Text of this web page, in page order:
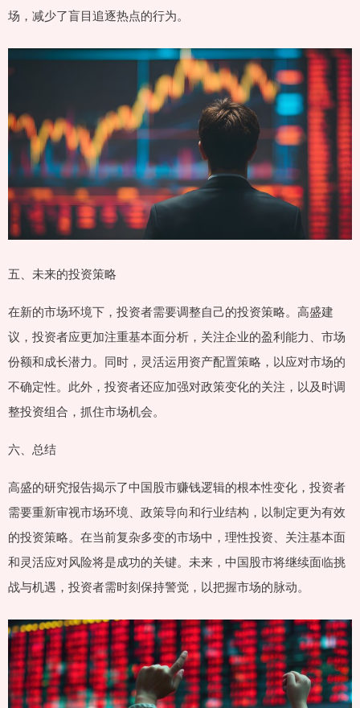
场，减少了盲目追逐热点的行为。
五、未来的投资策略
在新的市场环境下，投资者需要调整自己的投资策略。高盛建
议，投资者应更加注重基本面分析，关注企业的盈利能力、市场
份额和成长潜力。同时，灵活运用资产配置策略，以应对市场的
不确定性。此外，投资者还应加强对政策变化的关注，以及时调
整投资组合，抓住市场机会。
六、总结
高盛的研究报告揭示了中国股市赚钱逻辑的根本性变化，投资者
需要重新审视市场环境、政策导向和行业结构，以制定更为有效
的投资策略。在当前复杂多变的市场中，理性投资、关注基本面
和灵活应对风险将是成功的关键。未来，中国股市将继续面临挑
战与机遇，投资者需时刻保持警觉，以把握市场的脉动。